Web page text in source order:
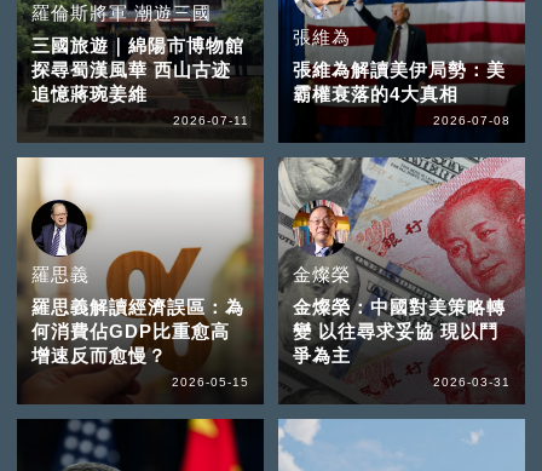
羅倫斯將軍 潮遊三國
三國旅遊｜綿陽市博物館
探尋蜀漢風華 西山古迹
追憶蔣琬姜維
2026-07-11
張維為
張維為解讀美伊局勢：美
霸權衰落的4大真相
2026-07-08
羅思義
羅思義解讀經濟誤區：為
何消費佔GDP比重愈高
增速反而愈慢？
2026-05-15
金燦榮
金燦榮：中國對美策略轉
變 以往尋求妥協 現以鬥
爭為主
2026-03-31